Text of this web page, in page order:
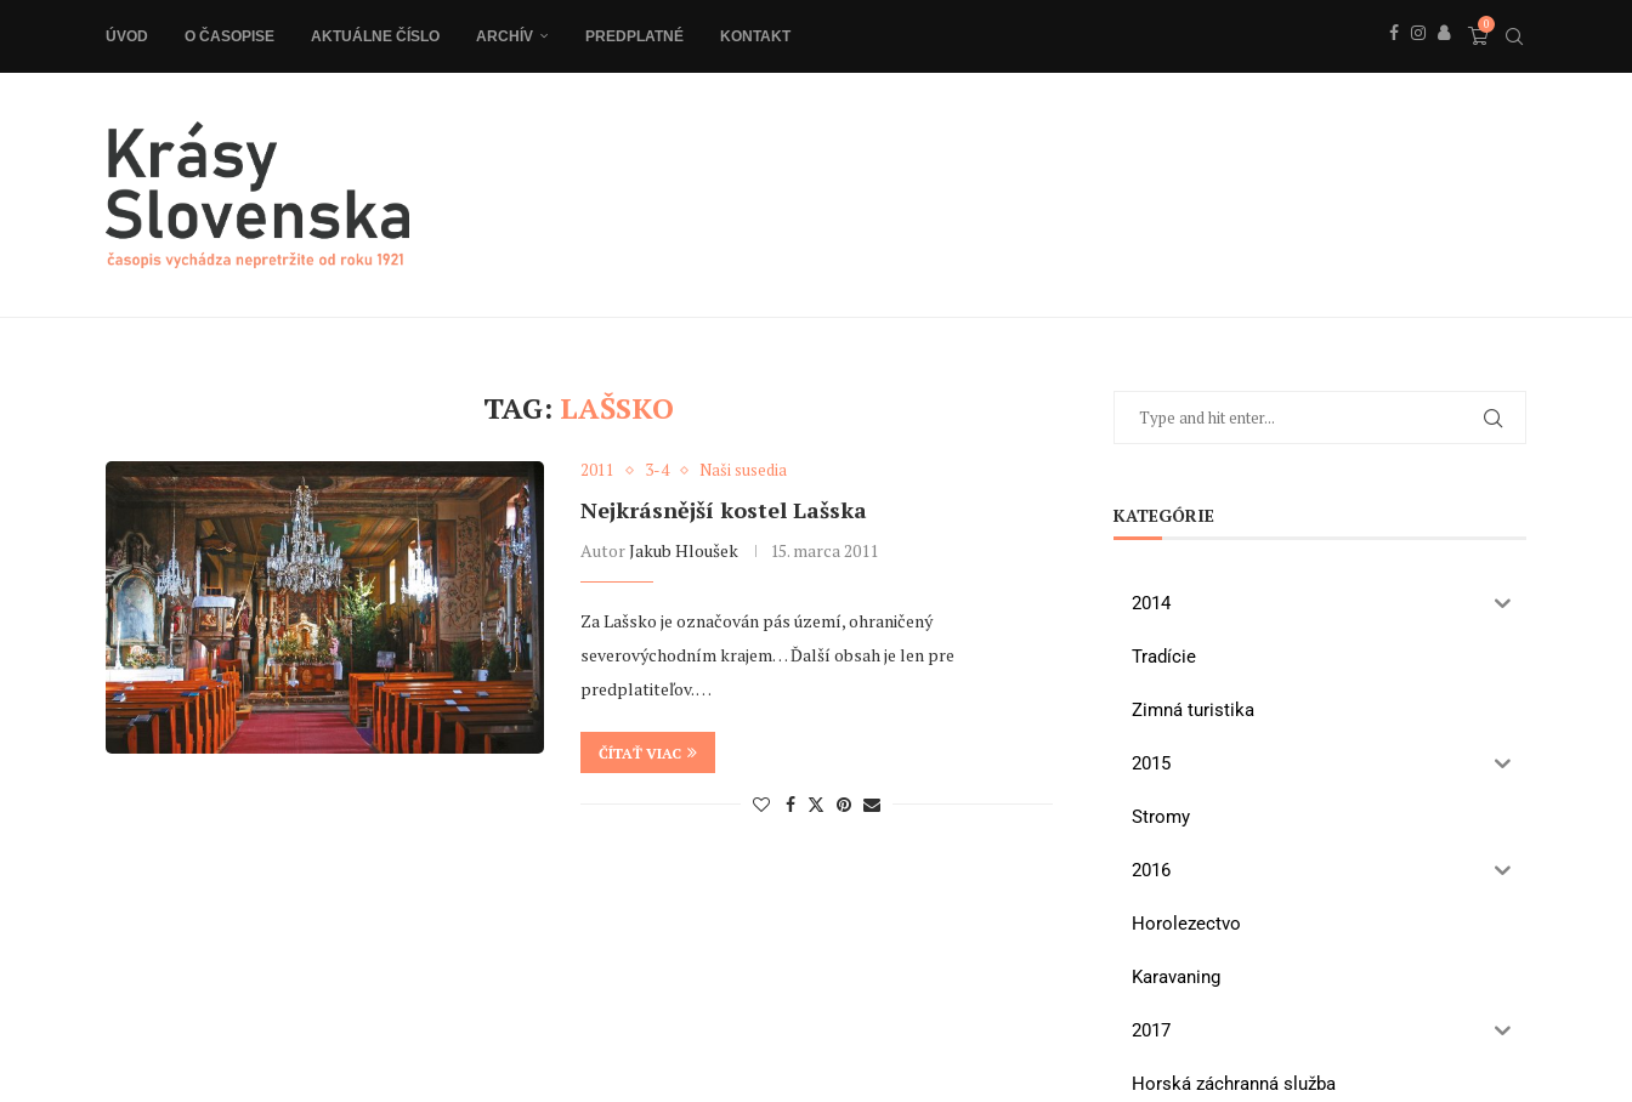
ÚVOD O ČASOPISE AKTUÁLNE ČÍSLO ARCHÍV PREDPLATNÉ KONTAKT
0
TAG: LAŠSKO
2011 3-4 Naši susedia
Nejkrásnější kostel Lašska
AutorJakub Hloušek 15. marca 2011
Za Lašsko je označován pás území, ohraničený
severovýchodním krajem… Ďalší obsah je len pre
predplatiteľov. …
ČÍTAŤ VIAC
KATEGÓRIE
2014
Tradície
Zimná turistika
2015
Stromy
2016
Horolezectvo
Karavaning
2017
Horská záchranná služba